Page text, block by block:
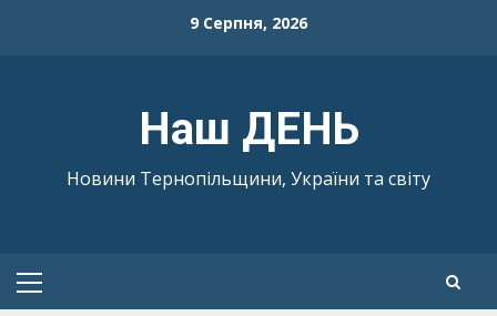
9 Серпня, 2026
Наш ДЕНЬ
Новини Тернопільщини, України та світу
Primary